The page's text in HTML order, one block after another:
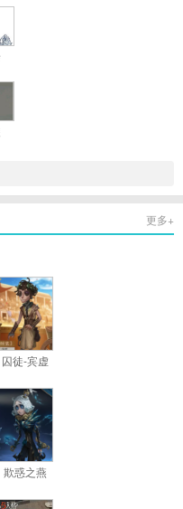
更多+
囚徒-宾虚
欺惑之燕